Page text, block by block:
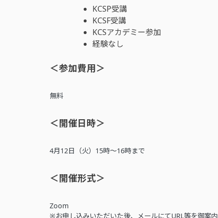
KCSP受講
KCSF受講
KCSアカデミー参加
経験なし
＜参加費用＞
無料
＜開催日時＞
4月12日（火）15時～16時まで
＜開催形式＞
Zoom
※お申し込みいただいた後、メールにてURL等を御案内